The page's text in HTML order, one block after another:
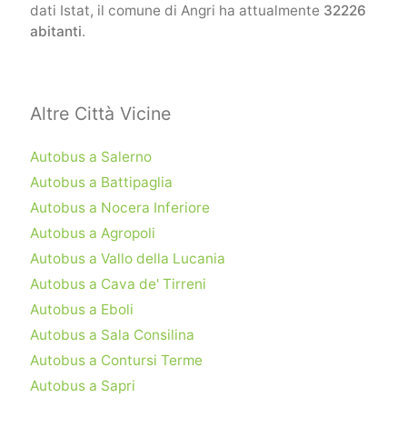
dati Istat, il comune di Angri ha attualmente 32226
abitanti.
Altre Città Vicine
Autobus a Salerno
Autobus a Battipaglia
Autobus a Nocera Inferiore
Autobus a Agropoli
Autobus a Vallo della Lucania
Autobus a Cava de' Tirreni
Autobus a Eboli
Autobus a Sala Consilina
Autobus a Contursi Terme
Autobus a Sapri